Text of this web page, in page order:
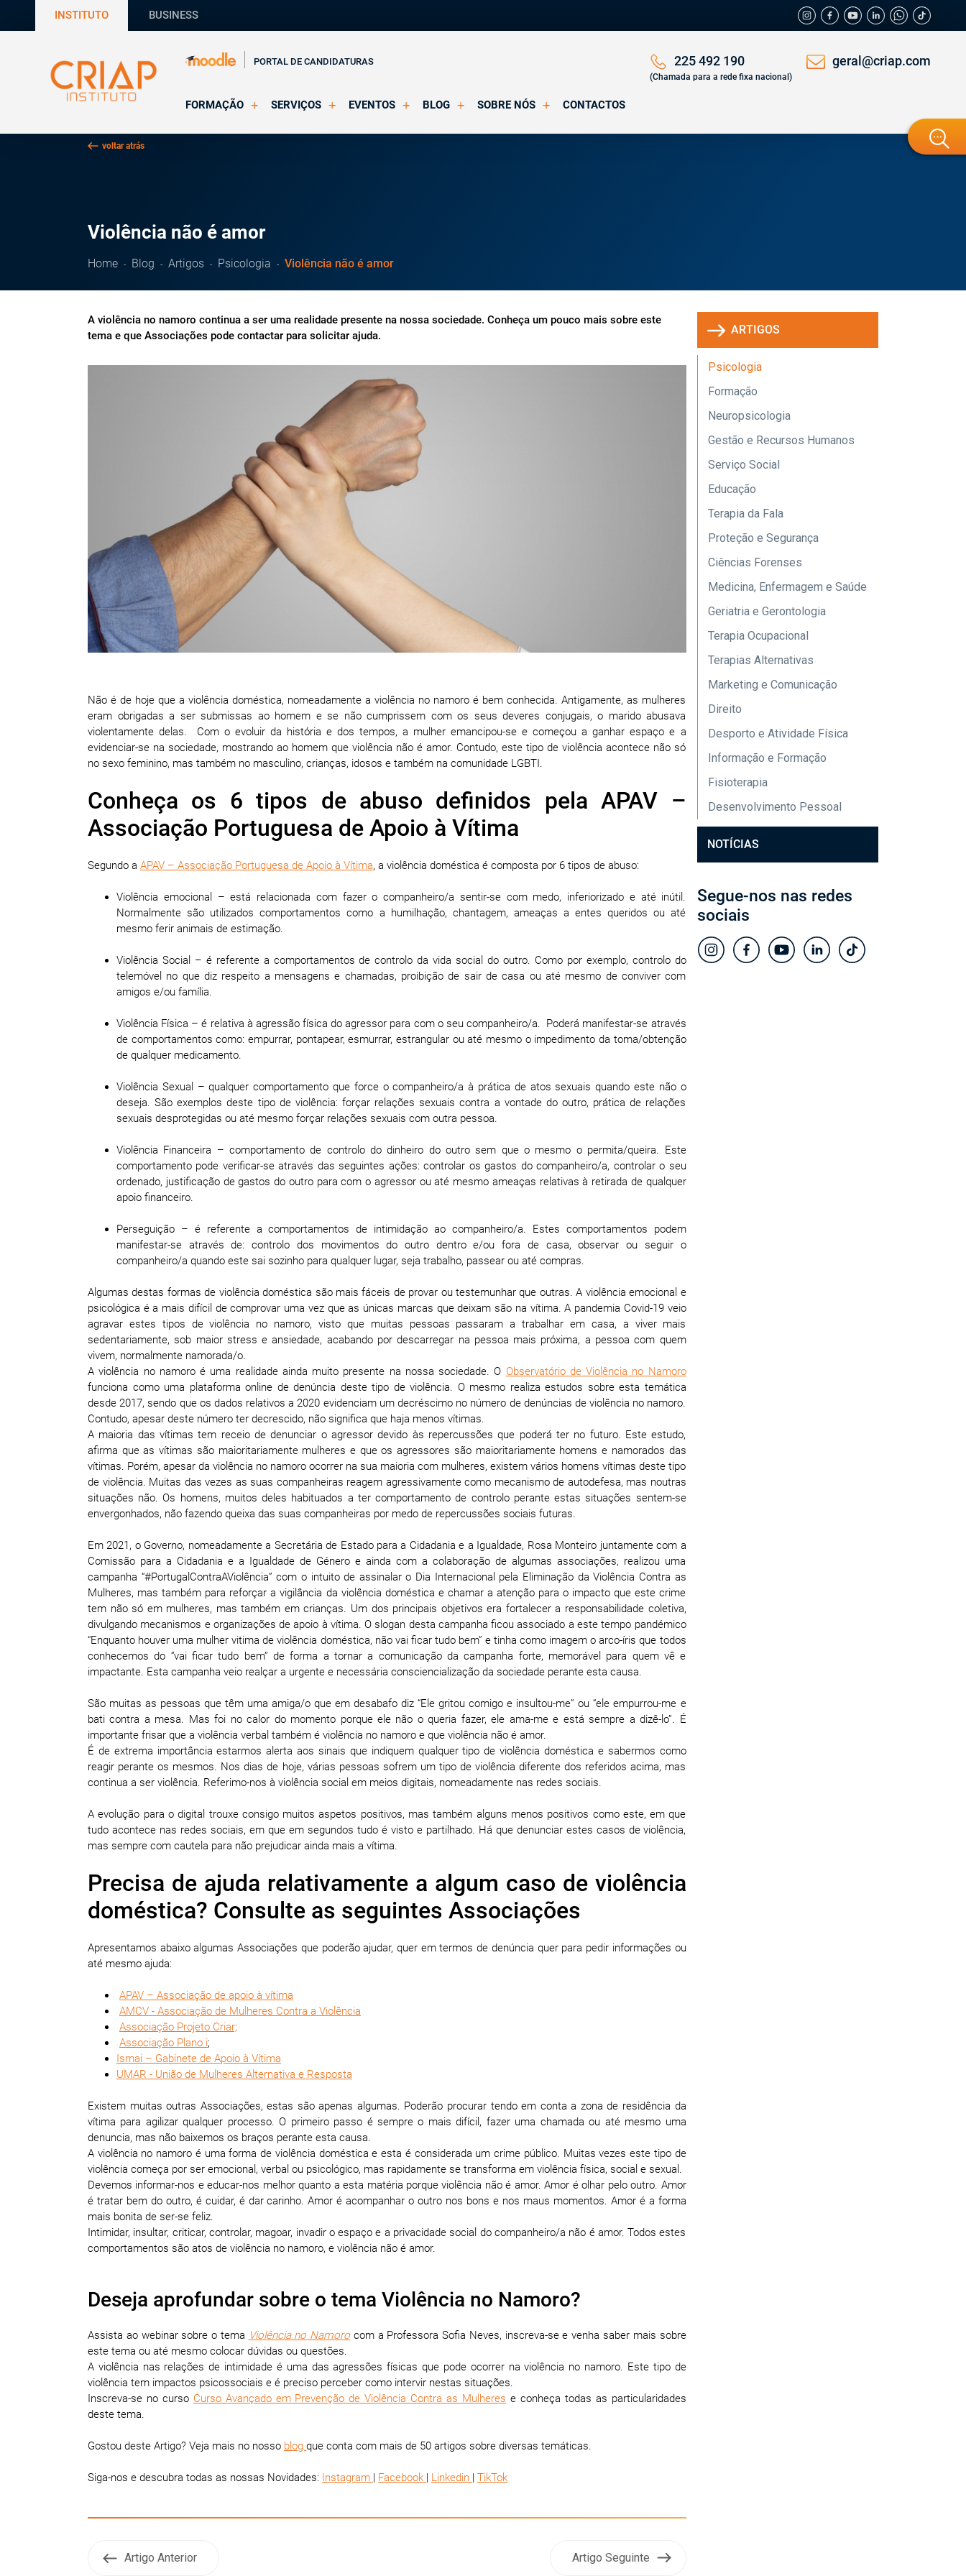
INSTITUTO BUSINESS
PORTAL DE CANDIDATURAS 225 492 190
(Chamada para a rede fixa nacional)
geral@criap.com
FORMAÇÃO SERVIÇOS EVENTOS BLOG SOBRE NÓS CONTACTOS
voltar atrás
Violência não é amor
Home Blog Artigos Psicologia Violência não é amor
A violência no namoro continua a ser uma realidade presente na nossa sociedade. Conheça um pouco mais sobre este
tema e que Associações pode contactar para solicitar ajuda.
Não é de hoje que a violência doméstica, nomeadamente a violência no namoro é bem conhecida. Antigamente, as mulheres
eram obrigadas a ser submissas ao homem e se não cumprissem com os seus deveres conjugais, o marido abusava
violentamente delas. Com o evoluir da história e dos tempos, a mulher emancipou-se e começou a ganhar espaço e a
evidenciar-se na sociedade, mostrando ao homem que violência não é amor. Contudo, este tipo de violência acontece não só
no sexo feminino, mas também no masculino, crianças, idosos e também na comunidade LGBTI.
Conheça os 6 tipos de abuso definidos pela APAV –
Associação Portuguesa de Apoio à Vítima
Segundo a APAV – Associação Portuguesa de Apoio à Vítima, a violência doméstica é composta por 6 tipos de abuso:
Violência emocional – está relacionada com fazer o companheiro/a sentir-se com medo, inferiorizado e até inútil.
Normalmente são utilizados comportamentos como a humilhação, chantagem, ameaças a entes queridos ou até
mesmo ferir animais de estimação.
Violência Social – é referente a comportamentos de controlo da vida social do outro. Como por exemplo, controlo do
telemóvel no que diz respeito a mensagens e chamadas, proibição de sair de casa ou até mesmo de conviver com
amigos e/ou família.
Violência Física – é relativa à agressão física do agressor para com o seu companheiro/a. Poderá manifestar-se através
de comportamentos como: empurrar, pontapear, esmurrar, estrangular ou até mesmo o impedimento da toma/obtenção
de qualquer medicamento.
Violência Sexual – qualquer comportamento que force o companheiro/a à prática de atos sexuais quando este não o
deseja. São exemplos deste tipo de violência: forçar relações sexuais contra a vontade do outro, prática de relações
sexuais desprotegidas ou até mesmo forçar relações sexuais com outra pessoa.
Violência Financeira – comportamento de controlo do dinheiro do outro sem que o mesmo o permita/queira. Este
comportamento pode verificar-se através das seguintes ações: controlar os gastos do companheiro/a, controlar o seu
ordenado, justificação de gastos do outro para com o agressor ou até mesmo ameaças relativas à retirada de qualquer
apoio financeiro.
Perseguição – é referente a comportamentos de intimidação ao companheiro/a. Estes comportamentos podem
manifestar-se através de: controlo dos movimentos do outro dentro e/ou fora de casa, observar ou seguir o
companheiro/a quando este sai sozinho para qualquer lugar, seja trabalho, passear ou até compras.
Algumas destas formas de violência doméstica são mais fáceis de provar ou testemunhar que outras. A violência emocional e
psicológica é a mais difícil de comprovar uma vez que as únicas marcas que deixam são na vítima. A pandemia Covid-19 veio
agravar estes tipos de violência no namoro, visto que muitas pessoas passaram a trabalhar em casa, a viver mais
sedentariamente, sob maior stress e ansiedade, acabando por descarregar na pessoa mais próxima, a pessoa com quem
vivem, normalmente namorada/o.
A violência no namoro é uma realidade ainda muito presente na nossa sociedade. O Observatório de Violência no Namoro
funciona como uma plataforma online de denúncia deste tipo de violência. O mesmo realiza estudos sobre esta temática
desde 2017, sendo que os dados relativos a 2020 evidenciam um decréscimo no número de denúncias de violência no namoro.
Contudo, apesar deste número ter decrescido, não significa que haja menos vítimas.
A maioria das vítimas tem receio de denunciar o agressor devido às repercussões que poderá ter no futuro. Este estudo,
afirma que as vítimas são maioritariamente mulheres e que os agressores são maioritariamente homens e namorados das
vítimas. Porém, apesar da violência no namoro ocorrer na sua maioria com mulheres, existem vários homens vítimas deste tipo
de violência. Muitas das vezes as suas companheiras reagem agressivamente como mecanismo de autodefesa, mas noutras
situações não. Os homens, muitos deles habituados a ter comportamento de controlo perante estas situações sentem-se
envergonhados, não fazendo queixa das suas companheiras por medo de repercussões sociais futuras.
Em 2021, o Governo, nomeadamente a Secretária de Estado para a Cidadania e a Igualdade, Rosa Monteiro juntamente com a
Comissão para a Cidadania e a Igualdade de Género e ainda com a colaboração de algumas associações, realizou uma
campanha “#PortugalContraAViolência” com o intuito de assinalar o Dia Internacional pela Eliminação da Violência Contra as
Mulheres, mas também para reforçar a vigilância da violência doméstica e chamar a atenção para o impacto que este crime
tem não só em mulheres, mas também em crianças. Um dos principais objetivos era fortalecer a responsabilidade coletiva,
divulgando mecanismos e organizações de apoio à vítima. O slogan desta campanha ficou associado a este tempo pandémico
“Enquanto houver uma mulher vitima de violência doméstica, não vai ficar tudo bem” e tinha como imagem o arco-íris que todos
conhecemos do “vai ficar tudo bem” de forma a tornar a comunicação da campanha forte, memorável para quem vê e
impactante. Esta campanha veio realçar a urgente e necessária consciencialização da sociedade perante esta causa.
São muitas as pessoas que têm uma amiga/o que em desabafo diz “Ele gritou comigo e insultou-me” ou “ele empurrou-me e
bati contra a mesa. Mas foi no calor do momento porque ele não o queria fazer, ele ama-me e está sempre a dizê-lo”. É
importante frisar que a violência verbal também é violência no namoro e que violência não é amor.
É de extrema importância estarmos alerta aos sinais que indiquem qualquer tipo de violência doméstica e sabermos como
reagir perante os mesmos. Nos dias de hoje, várias pessoas sofrem um tipo de violência diferente dos referidos acima, mas
continua a ser violência. Referimo-nos à violência social em meios digitais, nomeadamente nas redes sociais.
A evolução para o digital trouxe consigo muitos aspetos positivos, mas também alguns menos positivos como este, em que
tudo acontece nas redes sociais, em que em segundos tudo é visto e partilhado. Há que denunciar estes casos de violência,
mas sempre com cautela para não prejudicar ainda mais a vítima.
Precisa de ajuda relativamente a algum caso de violência
doméstica? Consulte as seguintes Associações
Apresentamos abaixo algumas Associações que poderão ajudar, quer em termos de denúncia quer para pedir informações ou
até mesmo ajuda:
APAV – Associação de apoio à vítima
AMCV - Associação de Mulheres Contra a Violência
Associação Projeto Criar;
Associação Plano i;
Ismai – Gabinete de Apoio à Vítima
UMAR - União de Mulheres Alternativa e Resposta
Existem muitas outras Associações, estas são apenas algumas. Poderão procurar tendo em conta a zona de residência da
vítima para agilizar qualquer processo. O primeiro passo é sempre o mais difícil, fazer uma chamada ou até mesmo uma
denuncia, mas não baixemos os braços perante esta causa.
A violência no namoro é uma forma de violência doméstica e esta é considerada um crime público. Muitas vezes este tipo de
violência começa por ser emocional, verbal ou psicológico, mas rapidamente se transforma em violência física, social e sexual.
Devemos informar-nos e educar-nos melhor quanto a esta matéria porque violência não é amor. Amor é olhar pelo outro. Amor
é tratar bem do outro, é cuidar, é dar carinho. Amor é acompanhar o outro nos bons e nos maus momentos. Amor é a forma
mais bonita de ser-se feliz.
Intimidar, insultar, criticar, controlar, magoar, invadir o espaço e a privacidade social do companheiro/a não é amor. Todos estes
comportamentos são atos de violência no namoro, e violência não é amor.
Deseja aprofundar sobre o tema Violência no Namoro?
Assista ao webinar sobre o tema Violência no Namoro com a Professora Sofia Neves, inscreva-se e venha saber mais sobre
este tema ou até mesmo colocar dúvidas ou questões.
A violência nas relações de intimidade é uma das agressões físicas que pode ocorrer na violência no namoro. Este tipo de
violência tem impactos psicossociais e é preciso perceber como intervir nestas situações.
Inscreva-se no curso Curso Avançado em Prevenção de Violência Contra as Mulheres e conheça todas as particularidades
deste tema.
Gostou deste Artigo? Veja mais no nosso blog que conta com mais de 50 artigos sobre diversas temáticas.
Siga-nos e descubra todas as nossas Novidades: Instagram | Facebook | Linkedin | TikTok
Artigo Anterior Artigo Seguinte
ARTIGOS
Psicologia
Formação
Neuropsicologia
Gestão e Recursos Humanos
Serviço Social
Educação
Terapia da Fala
Proteção e Segurança
Ciências Forenses
Medicina, Enfermagem e Saúde
Geriatria e Gerontologia
Terapia Ocupacional
Terapias Alternativas
Marketing e Comunicação
Direito
Desporto e Atividade Física
Informação e Formação
Fisioterapia
Desenvolvimento Pessoal
NOTÍCIAS
Segue-nos nas redes
sociais